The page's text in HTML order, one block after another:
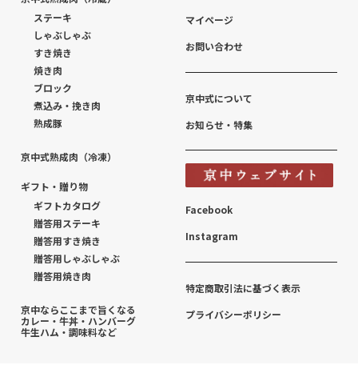
ステーキ
しゃぶしゃぶ
すき焼き
焼き肉
ブロック
煮込み・挽き肉
熟成豚
京中式熟成肉（冷凍）
ギフト・贈り物
ギフトカタログ
贈答用ステーキ
贈答用すき焼き
贈答用しゃぶしゃぶ
贈答用焼き肉
京中ならここまで旨くなる
カレー・牛丼・ハンバーグ
牛生ハム・調味料など
マイページ
お問い合わせ
京中式について
お知らせ・特集
Facebook
Instagram
特定商取引法に基づく表示
プライバシーポリシー